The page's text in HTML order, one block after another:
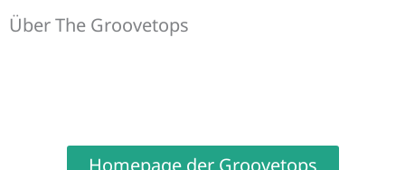
Über The Groovetops
Homepage der Groovetops